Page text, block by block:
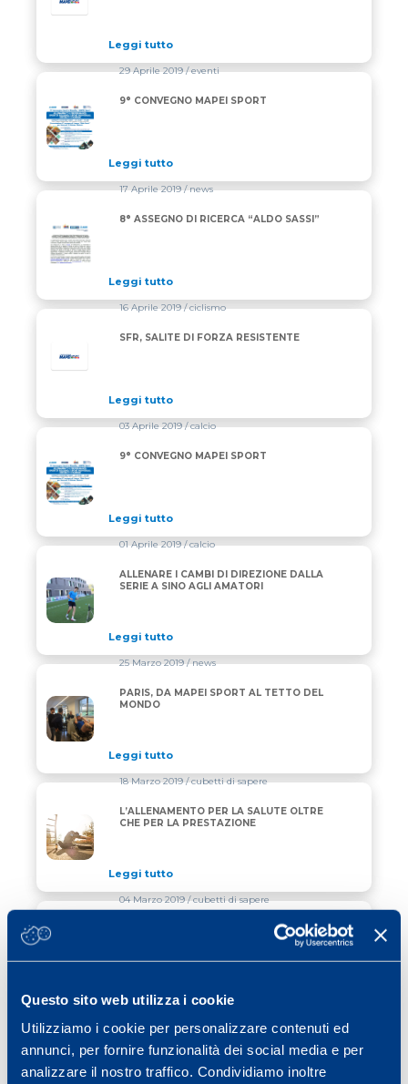
Questo sito web utilizza i cookie
Utilizziamo i cookie per personalizzare contenuti ed
annunci, per fornire funzionalità dei social media e per
analizzare il nostro traffico. Condividiamo inoltre
Leggi tutto
9° CONVEGNO MAPEI SPORT
29 Aprile 2019/ eventi
9° CONVEGNO MAPEI SPORT
Leggi tutto
8° ASSEGNO DI RICERCA “ALDO SASSI”
17 Aprile 2019/ news
8° ASSEGNO DI RICERCA “ALDO SASSI”
Leggi tutto
16 Aprile 2019/ ciclismo
SFR, SALITE DI FORZA RESISTENTE
Leggi tutto
9° CONVEGNO MAPEI SPORT
03 Aprile 2019/ calcio
9° CONVEGNO MAPEI SPORT
Leggi tutto
ALLENARE I CAMBI DI DIREZIONE DALLA SERIE A
01 Aprile 2019/ calcio
ALLENARE I CAMBI DI DIREZIONE DALLA
SERIE A SINO AGLI AMATORI
Leggi tutto
PARIS, DA MAPEI SPORT AL TETTO DEL MONDO
25 Marzo 2019/ news
PARIS, DA MAPEI SPORT AL TETTO DEL
MONDO
Leggi tutto
L’ALLENAMENTO PER LA SALUTE OLTRE CHE PER
18 Marzo 2019/ cubetti di sapere
L’ALLENAMENTO PER LA SALUTE OLTRE
CHE PER LA PRESTAZIONE
Leggi tutto
FRUTTA SECCA: ENERGIA PER GLI SPORTIVI?
04 Marzo 2019/ cubetti di sapere
FRUTTA SECCA: ENERGIA PER GLI
Leggi tutto
RE STELVIO 2019
RE STELVIO 2019